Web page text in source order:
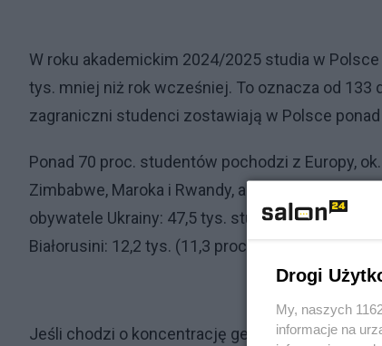
W roku akademickim 2024/2025 studia w
tys. mniej niż rok wcześniej. To oznacza od 133
zagraniczni studenci zostawiają w Polsce ponad
Ponad 70 proc. studentów pochodzi z Europy,
Zimbabwe, Maroka i Rwandy, a także z
obywatele Ukrainy: 47,5 tys. studentów, czyli
Białorusini: 12,2 tys. (11,3 proc.) i Turcy: 5,2 tys.
Jeśli chodzi o koncentrację geograficzną,
Drogi
My, naszych
informacje na